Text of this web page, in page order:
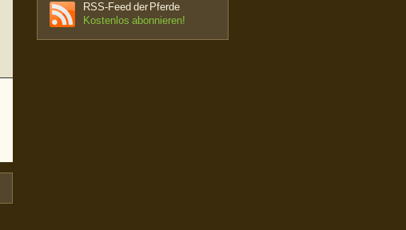
RSS-Feed der Pferde
Kostenlos abonnieren!